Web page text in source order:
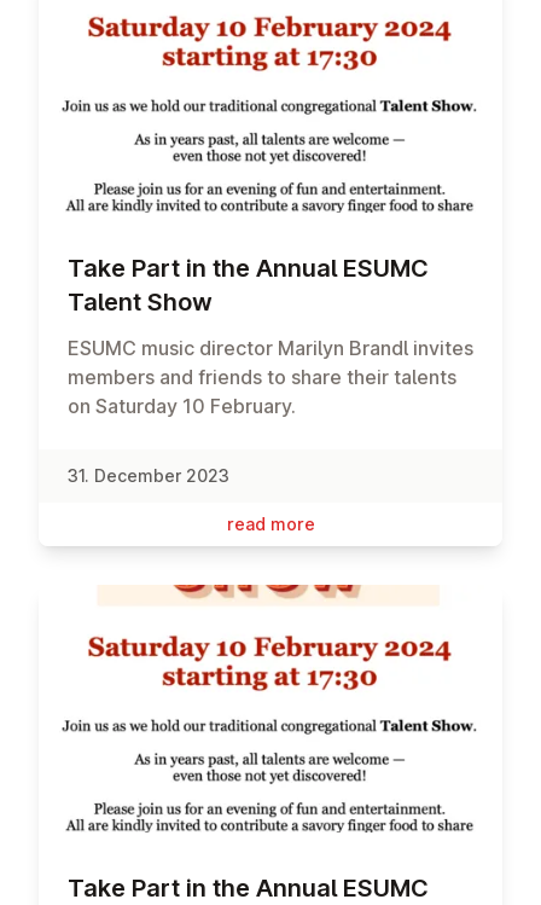
Take Part in the Annual ESUMC
Talent Show
ESUMC music director Marilyn Brandl invites
members and friends to share their talents
on Saturday 10 February.
31. December 2023
read more
Take Part in the Annual ESUMC